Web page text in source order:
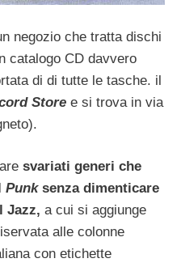
negozio che tratta dischi
catalogo CD davvero
di di tutte le tasche. il
Store e si trova in via
svariati generi che
Punk senza dimenticare
Jazz, a cui si aggiunge
alle colonne
con etichette